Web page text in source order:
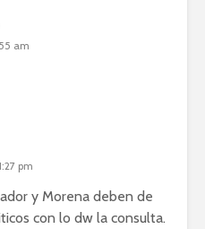
am
pm
y Morena deben de
con lo dw la consulta.